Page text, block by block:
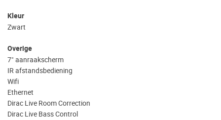
Kleur
Zwart
Overige
7" aanraakscherm
IR afstandsbediening
Wifi
Ethernet
Dirac Live Room Correction
Dirac Live Bass Control